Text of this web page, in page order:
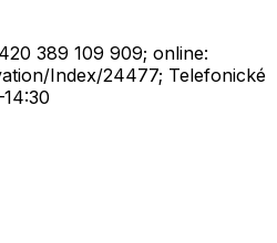
389 109 909; online:
Index/24477; Telefonické